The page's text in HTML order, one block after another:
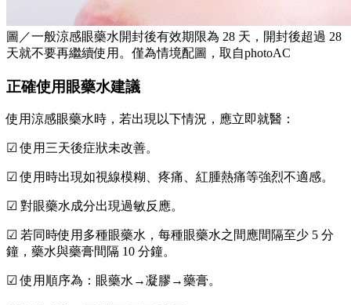
圖／一般涼感眼藥水開封後有效期限為 28 天，開封後超過 28
天就不要再繼續使用。僅為情境配圖，取自photoAC
正確使用眼藥水建議
使用涼感眼藥水時，若出現以下情況，應立即就醫：
☑ 使用三天後症狀未改善。
☑ 使用時出現如視線模糊、疼痛、紅腫熱痛等強烈不適感。
☑ 對眼藥水成分出現過敏反應。
☑ 若同時使用多種眼藥水，每種眼藥水之間應間隔至少 5 分
鐘，藥水與藥膏間隔 10 分鐘。
☑ 使用順序為：眼藥水→凝膠→藥膏。